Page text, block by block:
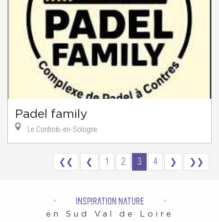
Padel family
Le Controis-en-Sologne
❮❮ ❮ 1 2 3 4 ❯ ❯❯
INSPIRATION NATURE
en Sud Val de Loire